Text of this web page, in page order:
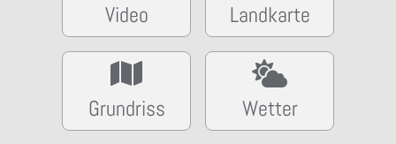
Video Landkarte
Grundriss Wetter